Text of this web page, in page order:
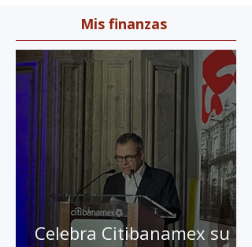
Mis finanzas